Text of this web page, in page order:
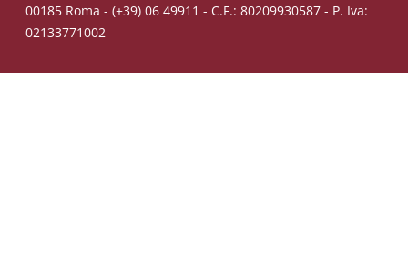
00185 Roma - (+39) 06 49911 - C.F.: 80209930587 - P. Iva:
02133771002